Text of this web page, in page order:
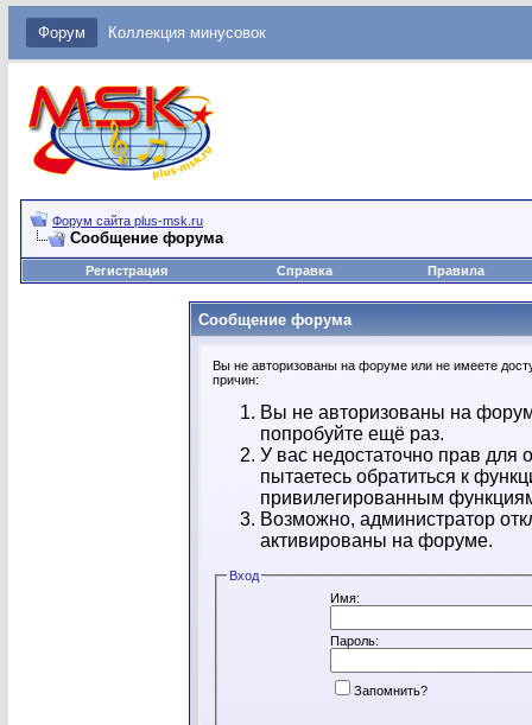
Форум Коллекция минусовок
Форум сайта plus-msk.ru
Сообщение форума
Регистрация Справка Правила
Сообщение форума
Вы не авторизованы на форуме или не имеете
причин:
Вы не авторизованы на
попробуйте ещё раз.
У вас недостаточно прав
пытаетесь обратиться к
привилегированным
Возможно, администратор
активированы на форуме.
Вход
Имя:
Пароль:
Запомнить?